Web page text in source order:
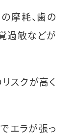
摩耗、歯の
過敏などが
スクが高く
エラが張っ